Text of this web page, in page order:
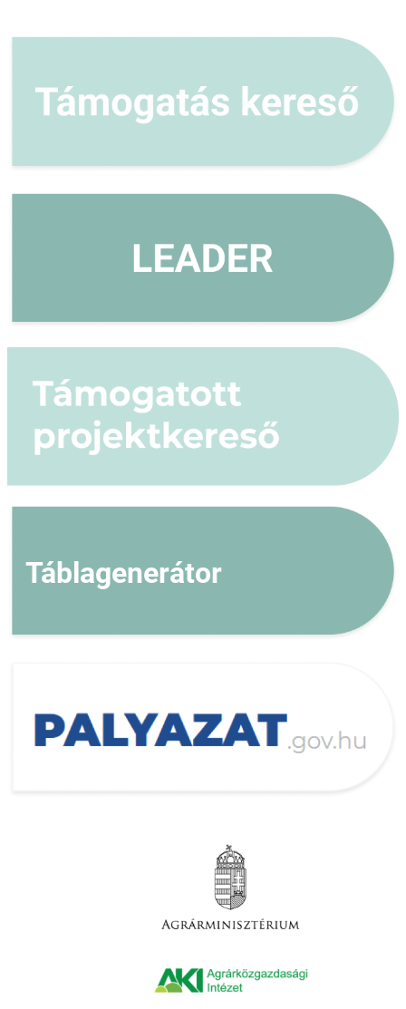
Táblagenerátor